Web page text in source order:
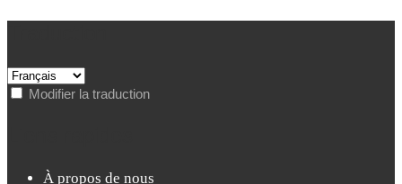
Modifier la traduction
À propos de nous